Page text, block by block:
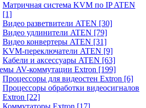
Матричная система KVM по IP ATEN
[1]
Видео разветвители ATEN [30]
Видео удлинители ATEN [79]
Видео конвертеры ATEN [31]
KVM-переключатели ATEN [9]
Кабели и аксессуары ATEN [63]
AV-коммутации Extron [199]
Процессоры для видеостен Extron [6]
Процессоры обработки видеосигналов
Extron [22]
Коммутаторы Extron [17]